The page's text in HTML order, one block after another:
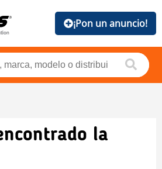
¡Pon un anuncio!
la